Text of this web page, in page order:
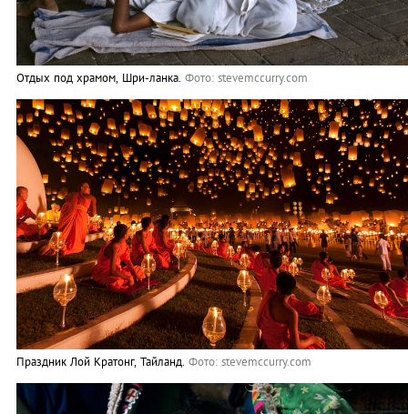
Отдых под храмом, Шри-ланка. Фото: stevemccurry.com
Праздник Лой Кратонг, Тайланд. Фото: stevemccurry.com